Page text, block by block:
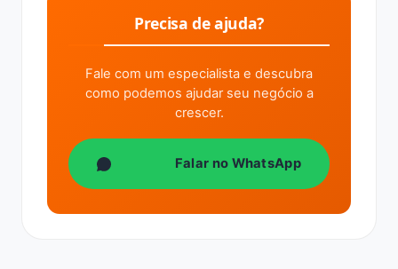
Precisa de ajuda?
Fale com um especialista e descubra
como podemos ajudar seu negócio a
crescer.
Falar no WhatsApp